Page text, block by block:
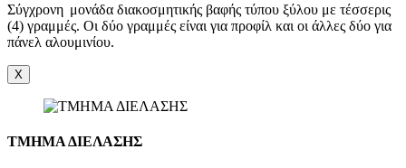
Σύγχρονη μονάδα διακοσμητικής βαφής τύπου ξύλου με τέσσερις
(4) γραμμές. Οι δύο γραμμές είναι για προφίλ και οι άλλες δύο για
πάνελ αλουμινίου.
X
ΤΜΗΜΑ ΔΙΕΛΑΣΗΣ